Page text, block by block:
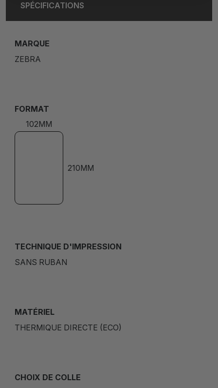
SPÉCIFICATIONS
MARQUE
ZEBRA
FORMAT
102MM
210MM
TECHNIQUE D'IMPRESSION
SANS RUBAN
MATÉRIEL
THERMIQUE DIRECTE (ECO)
CHOIX DE COLLE